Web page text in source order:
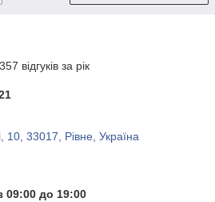
відгуків за рік
10, 33017, Рівне, Україна
09:00 до 19:00